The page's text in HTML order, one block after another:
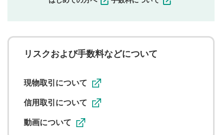
ことを承諾したものとします。また、利用者は、コメント
に関する著作者人格権を行使しないことに同意します。利
用者が投稿したコメントは、当社サービスの広告・宣伝、
ることがあります。
リスクおよび手数料などについて
現物取引について
信用取引について
動画について